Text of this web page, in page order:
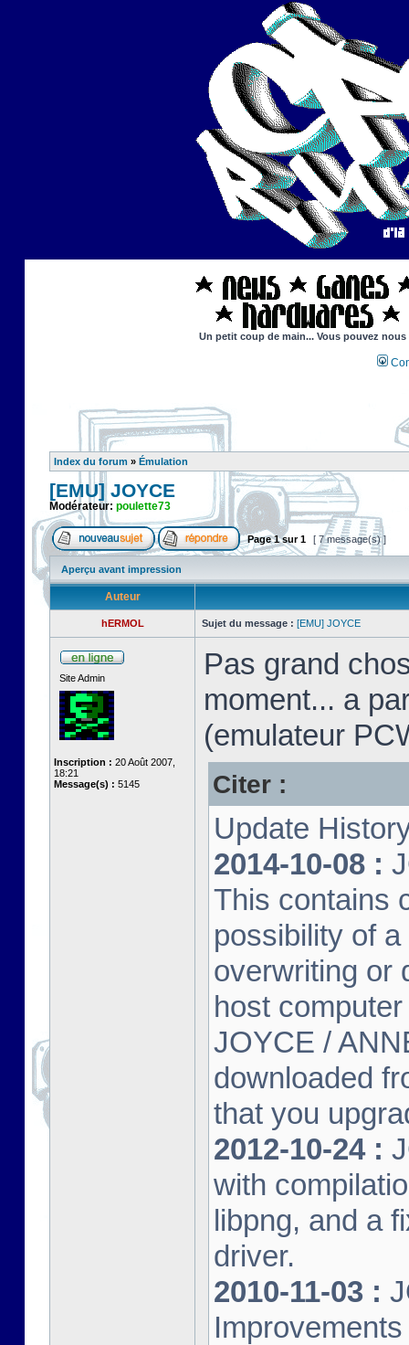
Un petit coup de main... Vous pouvez
Index du forum » Émulation
[EMU] JOYCE
Modérateur: poulette73
Page1sur1 [ 7 message(s) ]
Aperçu avant impression
Auteur
hERMOL Sujet du message : [EMU] JOYCE
Site Admin
Inscription : 20 Août 2007,
18:21
Message(s) : 5145
Pas grand
moment... a
(emulateur
Citer :
Update
2014-10-08 :
This contains
possibility of
overwriting or
host
JOYCE /
downloaded
that you
2012-10-24 :
with
libpng, and a
driver.
2010-11-03 :